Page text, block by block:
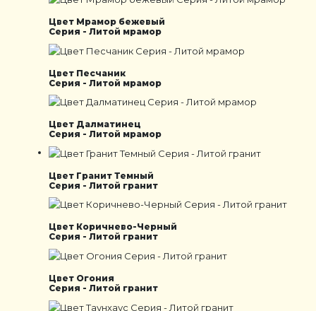
Цвет Мрамор бежевый
Серия - Литой мрамор
Цвет Песчаник
Серия - Литой мрамор
Цвет Далматинец
Серия - Литой мрамор
Цвет Гранит Темный
Серия - Литой гранит
Цвет Коричнево-Черный
Серия - Литой гранит
Цвет Огония
Серия - Литой гранит